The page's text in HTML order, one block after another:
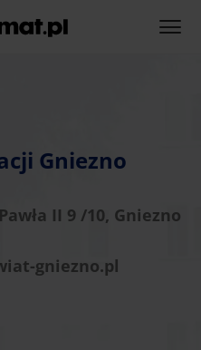
Gniezno
II 9 /10, Gniezno
gniezno.pl